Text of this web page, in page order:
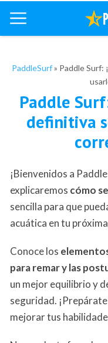
PaddleSurf» Paddle Surf:
Paddle
definitiva
¡Bienvenidos a
explicaremos cómo
sencilla para que
acuática en tu
Conoce los
para remar y las
un mejor equilibrio y
seguridad.
mejorar tus